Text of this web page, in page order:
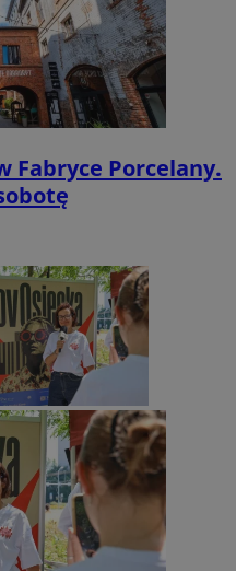
Fabryce Porcelany.